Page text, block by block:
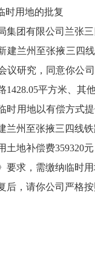
时用地的批复
集团有限公司兰张
建兰州至张掖三四
议研究，同意你公
1428.05平方米、其
时用地以有偿方式
兰州至张掖三四线
土地补偿费359320元
要求 ， 需缴纳临时
后，请你公司严格
丹县